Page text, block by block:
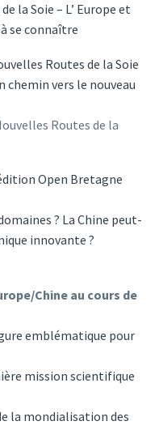
la Soie – L’ Europe et
se connaître
Routes de la Soie
chemin vers le nouveau
Routes de la
Open Bretagne
? La Chine peut-
innovante ?
Chine au cours de
emblématique pour
mission scientifique
la mondialisation des